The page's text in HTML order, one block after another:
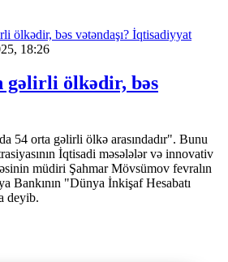
İqtisadiyyat
18:26
gəlirli ölkədir, bəs
54 orta gəlirli ölkə arasındadır". Bunu
İqtisadi məsələlər və innovativ
müdiri Şahmar Mövsümov fevralın
Bankının "Dünya İnkişaf Hesabatı
deyib.